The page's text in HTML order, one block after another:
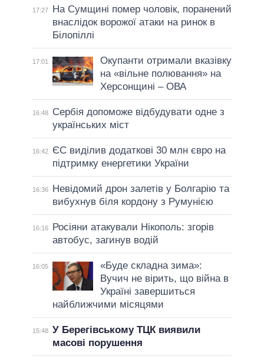
17:27
На Сумщині помер чоловік, поранений
внаслідок ворожої атаки на ринок в
Білопіллі
17:01
Окупанти отримали вказівку
на «вільне полювання» на
Херсонщині – ОВА
16:48
Сербія допоможе відбудувати одне з
українських міст
16:42
ЄС виділив додаткові 30 млн євро на
підтримку енергетики України
16:36
Невідомий дрон залетів у Болгарію та
вибухнув біля кордону з Румунією
16:16
Росіяни атакували Нікополь: згорів
автобус, загинув водій
16:05
«Буде складна зима»:
Вучич не вірить, що війна в
Україні завершиться
найближчими місяцями
15:48 У Берегівському ТЦК виявили
масові порушення